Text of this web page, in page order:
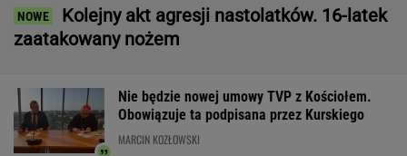
Kolejny akt agresji nastolatków. 16-latek
zaatakowany nożem
Nie będzie nowej umowy TVP z Kościołem.
Obowiązuje ta podpisana przez Kurskiego
MARCIN KOZŁOWSKI